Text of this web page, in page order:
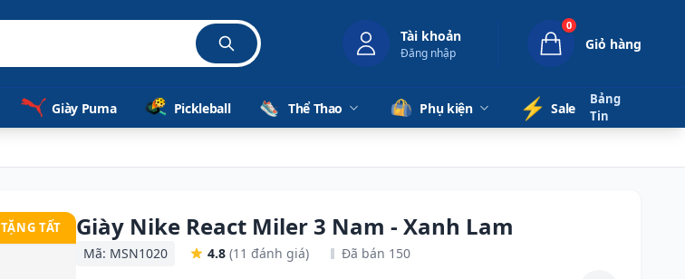
Tài khoản
Đăng nhập
0
Giỏ hàng
Giày Puma Pickleball Thể Thao Phụ kiện ⚡️ Sale
Bảng
Tin
TẶNG TẤT Giày Nike React Miler 3 Nam - Xanh Lam
Mã: MSN1020 4.8 (11 đánh giá) Đã bán 150